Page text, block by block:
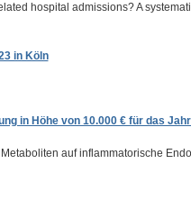
hospital admissions? A
in Köln
in Höhe von 10.000 € für das
auf inflammatorische